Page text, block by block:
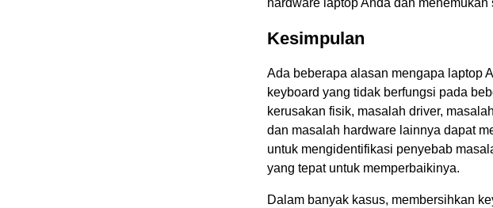
hardware laptop Anda dan
Kesimpulan
Ada beberapa alasan mengapa laptop
keyboard yang tidak berfungsi pada
kerusakan fisik, masalah driver,
dan masalah hardware lainnya dapat
untuk mengidentifikasi penyebab
yang tepat untuk memperbaikinya.
Dalam banyak kasus, membersihkan